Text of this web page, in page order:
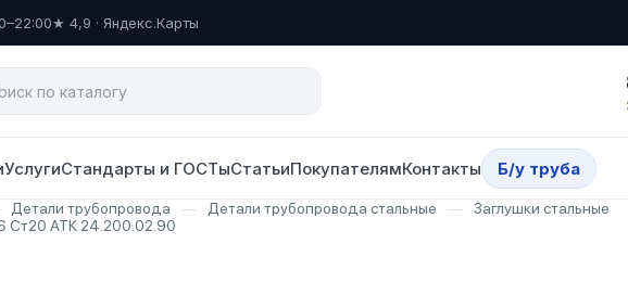
★ 4,9 · Яндекс.Карты
УслугиСтандарты и ГОСТыСтатьиПокупателямКонтакты Б/у труба
Детали трубопровода — Детали трубопровода стальные —
Заглушки стальные
Ст20 АТК 24.200.02.90